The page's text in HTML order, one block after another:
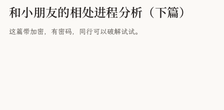
和小朋友的相处进程分析（下篇）
这篇带加密，有密码，同行可以破解试试。